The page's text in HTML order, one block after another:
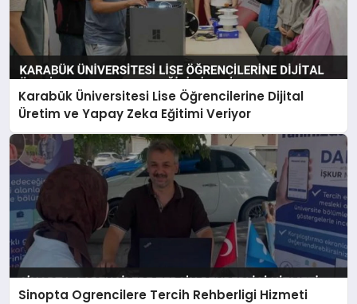
Karabük Üniversitesi Lise Öğrencilerine Dijital
Üretim ve Yapay Zeka Eğitimi Veriyor
Sinopta Ogrencilere Tercih Rehberligi Hizmeti